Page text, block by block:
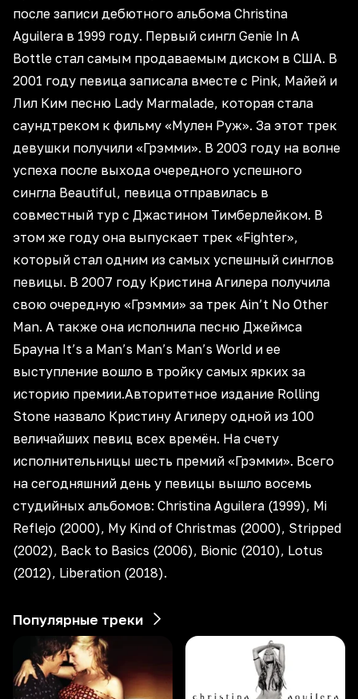
после записи дебютного альбома Christina
Aguilera в 1999 году. Первый сингл Genie In A
Bottle стал самым продаваемым диском в США. В
2001 году певица записала вместе с Pink, Майей и
Лил Ким песню Lady Marmalade, которая стала
саундтреком к фильму «Мулен Руж». За этот трек
девушки получили «Грэмми». В 2003 году на волне
успеха после выхода очередного успешного
сингла Beautiful, певица отправилась в
совместный тур с Джастином Тимберлейком. В
этом же году она выпускает трек «Fighter»,
который стал одним из самых успешный синглов
певицы. В 2007 году Кристина Агилера получила
свою очередную «Грэмми» за трек Ain’t No Other
Man. А также она исполнила песню Джеймса
Брауна It’s a Man’s Man’s Man’s World и ее
выступление вошло в тройку самых ярких за
историю премии.Авторитетное издание Rolling
Stone назвало Кристину Агилеру одной из 100
величайших певиц всех времён. На счету
исполнительницы шесть премий «Грэмми». Всего
на сегодняшний день у певицы вышло восемь
студийных альбомов: Christina Aguilera (1999), Mi
Reflejo (2000), My Kind of Christmas (2000), Stripped
(2002), Back to Basics (2006), Bionic (2010), Lotus
(2012), Liberation (2018).
Популярные треки